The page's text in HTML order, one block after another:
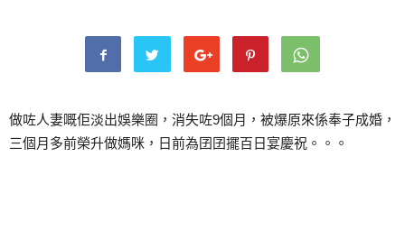
做咗人妻嘅佢淡出娛樂圈，消失咗9個月，被爆原來係奉子成婚，
三個月多前榮升做媽咪，日前為囝囝擺百日宴慶祝。。。